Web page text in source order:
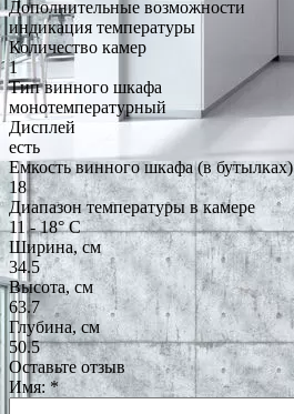
Дополнительные возможности
индикация температуры
Количество камер
1
Тип винного шкафа
монотемпературный
Дисплей
есть
Емкость винного шкафа (в бутылках)
18
Диапазон температуры в камере
11 - 18° С
Ширина, см
34.5
Высота, см
63.7
Глубина, см
50.5
Оставьте отзыв
Имя:*